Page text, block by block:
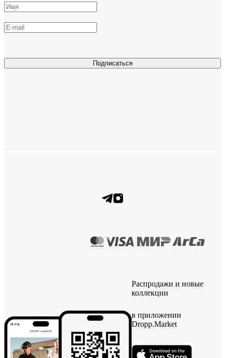
Подписаться
Распродажи и новые
коллекции
в приложении
Dropp.Market